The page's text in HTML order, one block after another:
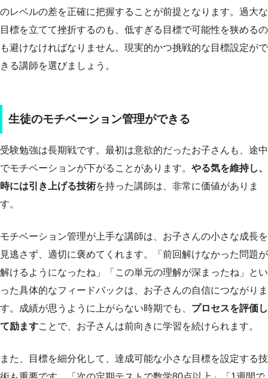
のレベルの差を正確に把握することが前提となります。過大な
目標を立てて挫折するのも、低すぎる目標で可能性を狭めるの
も避けなければなりません。現実的かつ挑戦的な目標設定がで
きる講師を選びましょう。
生徒のモチベーション管理ができる
受験勉強は長期戦です。最初は意欲的だったお子さんも、途中
でモチベーションが下がることがあります。 やる気を維持し、
時には引き上げる技術を持った講師は、非常に価値がありま
す。
モチベーション管理が上手な講師は、お子さんの小さな成長を
見逃さず、適切に褒めてくれます。「前回解けなかった問題が
解けるようになったね」「この単元の理解が深まったね」とい
った具体的なフィードバックは、お子さんの自信につながりま
す。成績が思うように上がらない時期でも、 プロセスを評価し
て励ますことで、お子さんは前向きに学習を続けられます。
また、目標を細分化して、達成可能な小さな目標を設定する技